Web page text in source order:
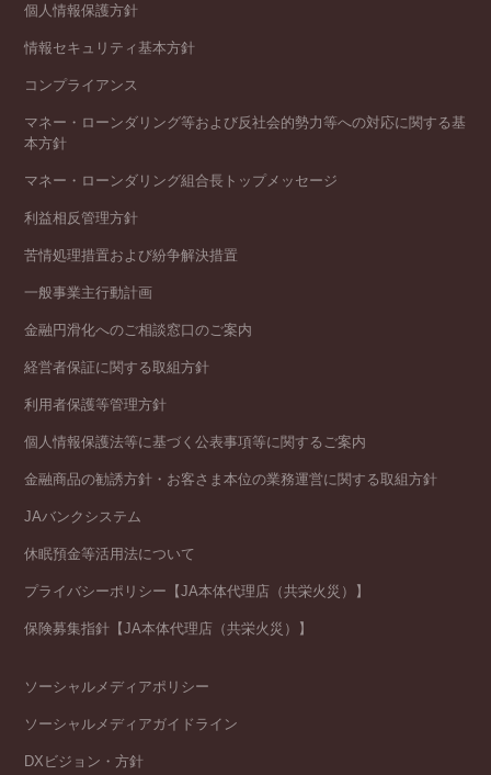
個人情報保護方針
情報セキュリティ基本方針
コンプライアンス
マネー・ローンダリング等および反社会的勢力等への対応に関する基
本方針
マネー・ローンダリング組合長トップメッセージ
利益相反管理方針
苦情処理措置および紛争解決措置
一般事業主行動計画
金融円滑化へのご相談窓口のご案内
経営者保証に関する取組方針
利用者保護等管理方針
個人情報保護法等に基づく公表事項等に関するご案内
金融商品の勧誘方針・お客さま本位の業務運営に関する取組方針
JAバンクシステム
休眠預金等活用法について
プライバシーポリシー【JA本体代理店（共栄火災）】
保険募集指針【JA本体代理店（共栄火災）】
ソーシャルメディアポリシー
ソーシャルメディアガイドライン
DXビジョン・方針